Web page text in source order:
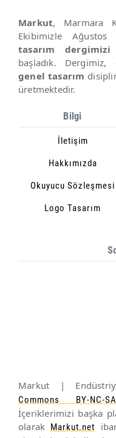
Markut, Marmara
Ekibimizle
tasarım dergimizi
başladık. Dergimiz,
genel tasarım
üretmektedir.
Bilgi
İletişim
Hakkımızda
Okuyucu Sözleşmesi
Logo Tasarım
Markut |
Commons BY-NC-
İçeriklerimizi başka
olarak Markut.net